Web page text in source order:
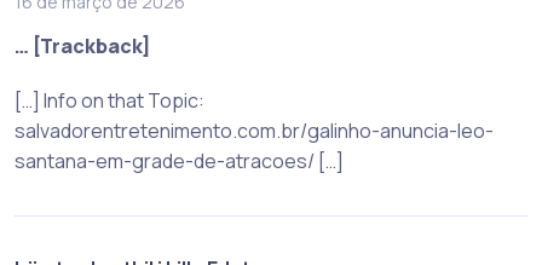
… [Trackback]
[…] Info on that Topic:
salvadorentretenimento.com.br/galinho-anuncia-leo-
santana-em-grade-de-atracoes/ […]